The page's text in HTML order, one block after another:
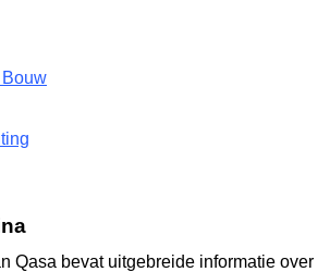
Qasa bevat uitgebreide informatie over